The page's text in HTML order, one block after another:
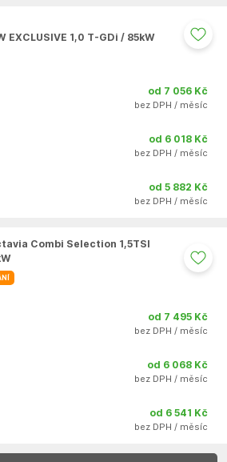
EXCLUSIVE 1,0 T-GDi / 85kW
od 7 056 Kč
bez DPH / měsíc
od 6 018 Kč
bez DPH / měsíc
od 5 882 Kč
bez DPH / měsíc
oblíbených
Combi Selection 1,5TSI
od 7 495 Kč
bez DPH / měsíc
od 6 068 Kč
bez DPH / měsíc
od 6 541 Kč
bez DPH / měsíc